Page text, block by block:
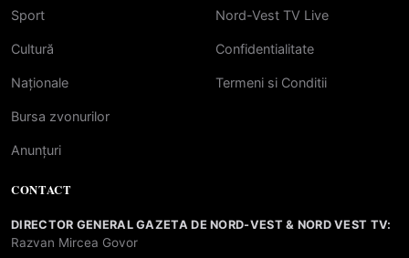
Sport
Cultură
Naționale
Bursa zvonurilor
Anunțuri
Nord-Vest TV Live
Confidentialitate
Termeni si Conditii
CONTACT
DIRECTOR GENERAL GAZETA DE NORD-VEST & NORD VEST TV:
Razvan Mircea Govor